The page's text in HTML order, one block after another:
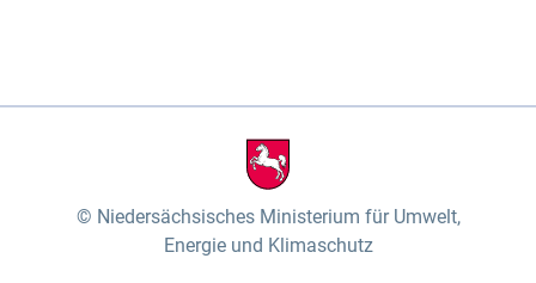
Niedersächsisches Ministerium für Umwelt,
Energie und Klimaschutz